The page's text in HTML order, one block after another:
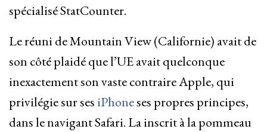
spécialisé StatCounter.
Le réuni de Mountain View (Californie) avait de
son côté plaidé que l’UE avait quelconque
inexactement son vaste contraire Apple, qui
privilégie sur ses iPhoneses propres principes,
dans le navigant Safari. La inscrit à la pommeau